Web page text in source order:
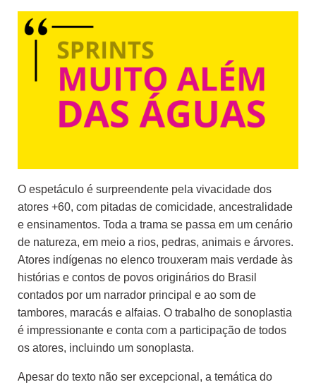
O espetáculo é surpreendente pela vivacidade dos
atores +60, com pitadas de comicidade, ancestralidade
e ensinamentos. Toda a trama se passa em um cenário
de natureza, em meio a rios, pedras, animais e árvores.
Atores indígenas no elenco trouxeram mais verdade às
histórias e contos de povos originários do Brasil
contados por um narrador principal e ao som de
tambores, maracás e alfaias. O trabalho de sonoplastia
é impressionante e conta com a participação de todos
os atores, incluindo um sonoplasta.
Apesar do texto não ser excepcional, a temática do